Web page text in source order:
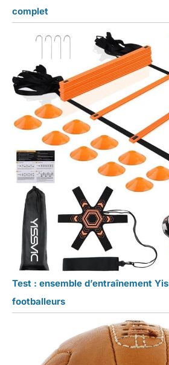
complet
Test : ensemble d’entraînement
footballeurs